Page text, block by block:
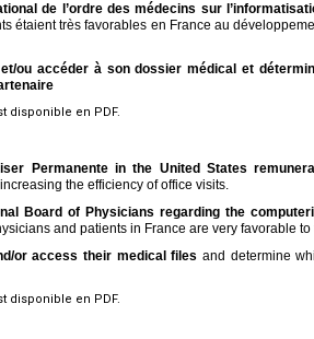
de l’ordre des médecins sur
étaient très favorables en France au
ou accéder à son dossier médical et
disponible en PDF.
Permanente in the United States
the efficiency of office visits.
Board of Physicians regarding the
and patients in France are very favorable
or access their medical files and determine
disponible en PDF.